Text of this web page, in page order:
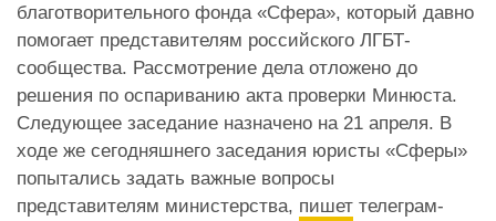
благотворительного фонда «Сфера», который давно
помогает представителям российского ЛГБТ-
сообщества. Рассмотрение дела отложено до
решения по оспариванию акта проверки Минюста.
Следующее заседание назначено на 21 апреля. В
ходе же сегодняшнего заседания юристы «Сферы»
попытались задать важные вопросы
представителям министерства, пишет телеграм-